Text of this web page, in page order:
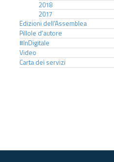
2018
2017
Edizioni dell'Assemblea
Pillole d'autore
#InDigitale
Video
Carta dei servizi